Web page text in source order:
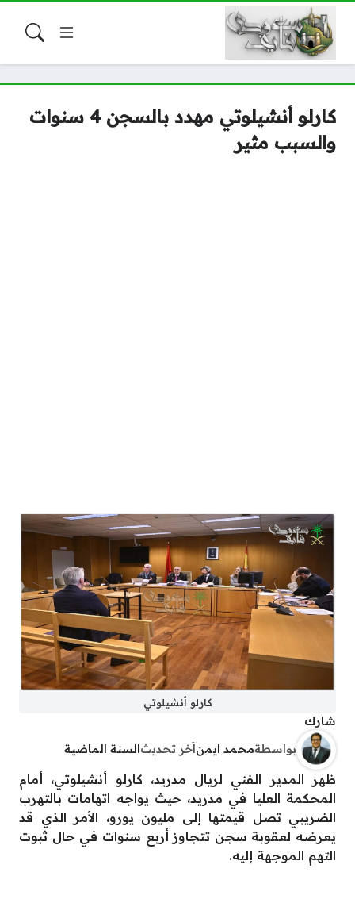
كارلو أنشيلوتي مهدد بالسجن 4 سنوات
والسبب مثير
كارلو أنشيلوتي
شارك
بواسطةمحمد ايمنآخر تحديثالسنة الماضية
ظهر المدير الفني لريال مدريد، كارلو أنشيلوتي، أمام
المحكمة العليا في مدريد، حيث يواجه اتهامات بالتهرب
الضريبي تصل قيمتها إلى مليون يورو، الأمر الذي قد
يعرضه لعقوبة سجن تتجاوز أربع سنوات في حال ثبوت
التهم الموجهة إليه.